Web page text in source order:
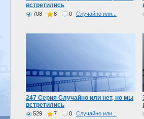
встретились
708 8 0 Случайно или...
247 Серия Случайно или нет, но мы
встретились
529 7 0 Случайно или...